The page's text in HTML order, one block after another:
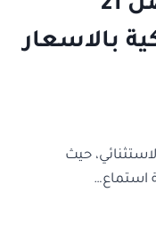
بالاسعار
حيث
استماع…